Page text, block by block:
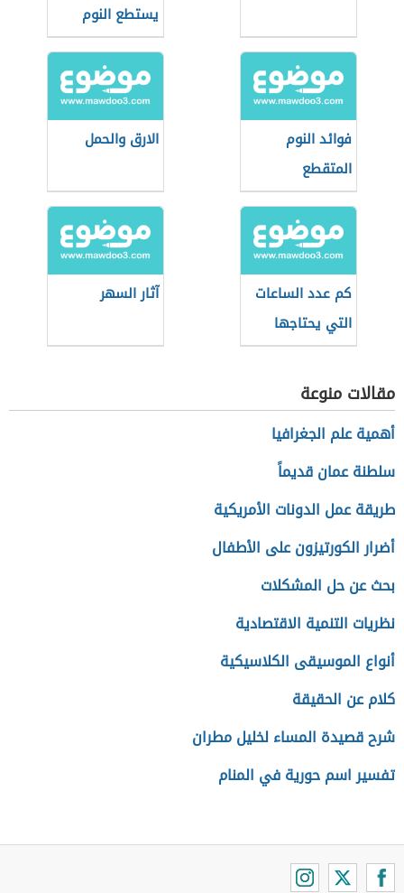
يستطع النوم
فوائد النوم
المتقطع
الارق والحمل
كم عدد الساعات
التي يحتاجها
الإنسان للنوم
آثار السهر
مقالات منوعة
أهمية علم الجغرافيا
سلطنة عمان قديماً
طريقة عمل الدونات الأمريكية
أضرار الكورتيزون على الأطفال
بحث عن حل المشكلات
نظريات التنمية الاقتصادية
أنواع الموسيقى الكلاسيكية
كلام عن الحقيقة
شرح قصيدة المساء لخليل مطران
تفسير اسم حورية في المنام